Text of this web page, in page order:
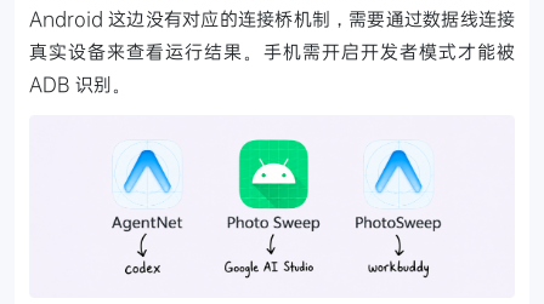
Android 这边没有对应的连接桥机制，需要通过数据线连接
真实设备来查看运行结果。手机需开启开发者模式才能被
ADB 识别。